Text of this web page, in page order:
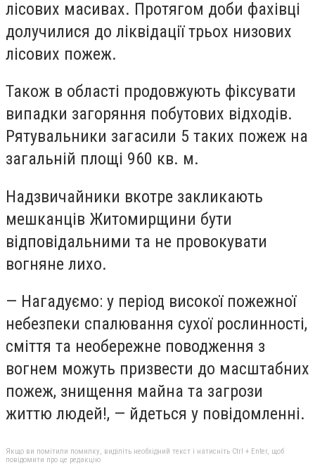
лісових масивах. Протягом доби фахівці
долучилися до ліквідації трьох низових
лісових пожеж.
Також в області продовжують фіксувати
випадки загоряння побутових відходів.
Рятувальники загасили 5 таких пожеж на
загальній площі 960 кв. м.
Надзвичайники вкотре закликають
мешканців Житомирщини бути
відповідальними та не провокувати
вогняне лихо.
— Нагадуємо: у період високої пожежної
небезпеки спалювання сухої рослинності,
сміття та необережне поводження з
вогнем можуть призвести до масштабних
пожеж, знищення майна та загрози
життю людей!, — йдеться у повідомленні.
Якщо ви помітили помилку, виділіть необхідний текст і натисніть Ctrl + Enter, щоб
повідомити про це редакцію